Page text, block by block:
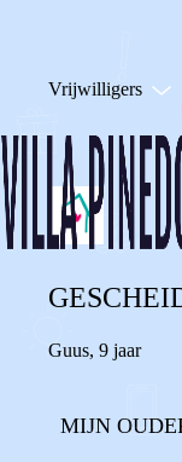
Vrijwilligers
Guus, 9 jaar
MIJN